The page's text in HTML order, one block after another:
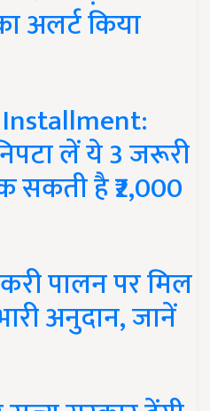
अलर्ट किया
लें ये 3 जरूरी
सकती है ₹2,000
पालन पर मिल
अनुदान, जानें